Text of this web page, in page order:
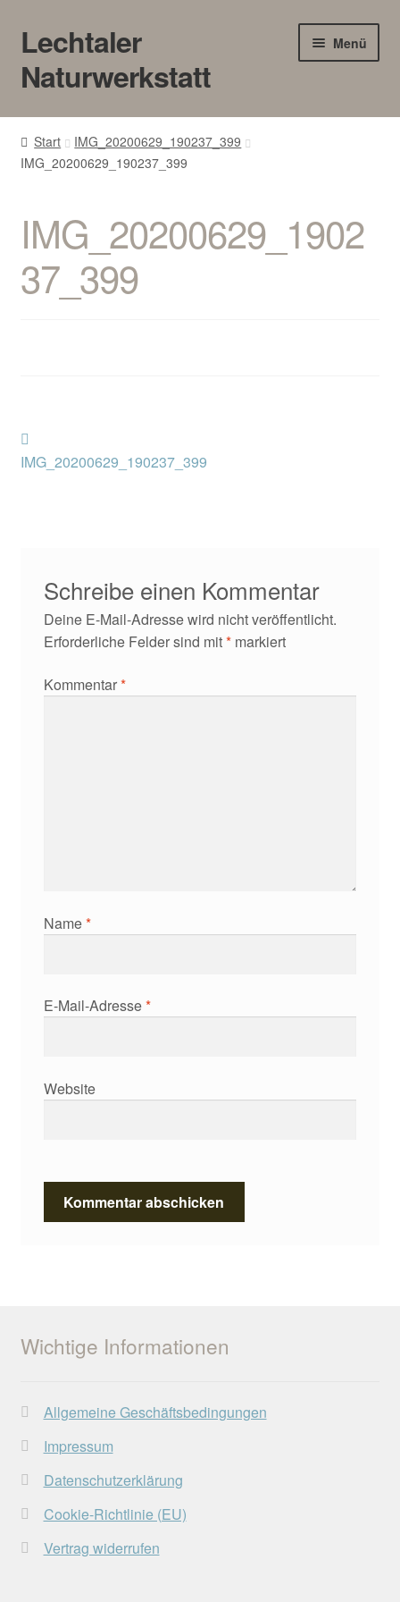
Zur
Navigation
springen
Zum
Inhalt
springen
Lechtaler
Naturwerkstatt
Menü
HOME
BLOG
Gewerbe
Start
IMG_20200629_190237_399
IMG_20200629_190237_399
IMG_20200629_1902
37_399
Beitragsnavigation
Beitrag:
IMG_20200629_190237_399
Schreibe einen Kommentar
Deine E-Mail-Adresse wird nicht veröffentlicht.
Erforderliche Felder sind mit*markiert
Kommentar*
Name*
E-Mail-Adresse*
Website
Wichtige Informationen
Allgemeine Geschäftsbedingungen
Impressum
Datenschutzerklärung
Cookie-Richtlinie (EU)
Vertrag widerrufen